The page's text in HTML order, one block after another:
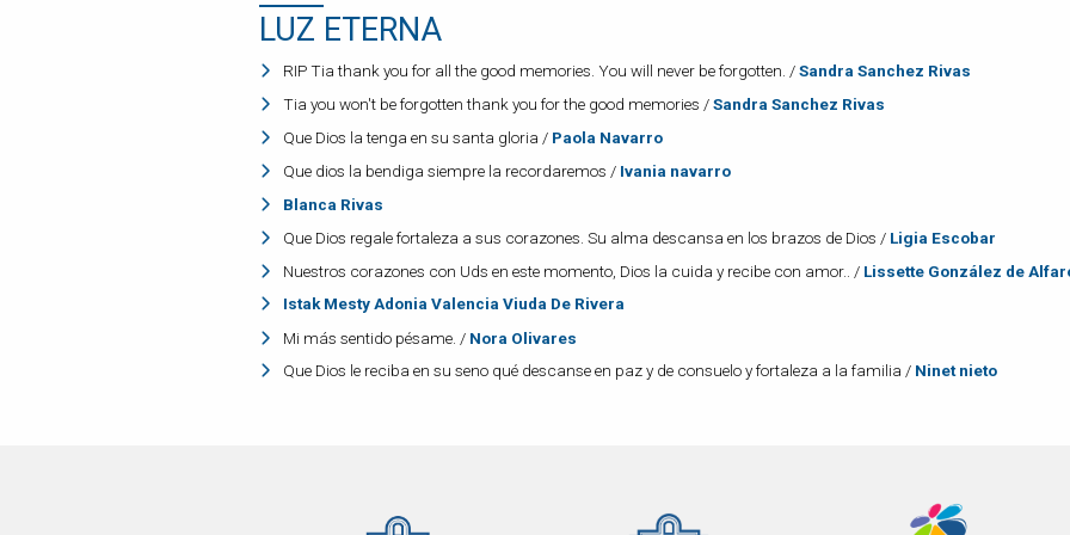
LUZ ETERNA
RIP Tia thank you for all the good memories. You will never be forgotten. /Sandra Sanchez Rivas
Tia you won't be forgotten thank you for the good memories /Sandra Sanchez Rivas
Que Dios la tenga en su santa gloria / Paola Navarro
Que dios la bendiga siempre la recordaremos / Ivania navarro
Blanca Rivas
Que Dios regale fortaleza a sus corazones. Su alma descansa en los brazos de Dios / Ligia Escobar
Nuestros corazones con Uds en este momento, Dios la cuida y recibe con amor.. / Lissette González de
Istak Mesty Adonia Valencia Viuda De Rivera
Mi más sentido pésame. / Nora Olivares
Que Dios le reciba en su seno qué descanse en paz y de consuelo y fortaleza a la familia / Ninet nieto